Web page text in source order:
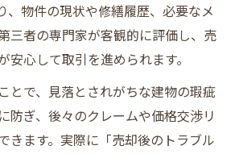
、物件の現状や修繕履歴、必要なメ
三者の専門家が客観的に評価し、売
安心して取引を進められます。
とで、見落とされがちな建物の瑕疵
防ぎ、後々のクレームや価格交渉リ
きます。実際に「売却後のトラブル